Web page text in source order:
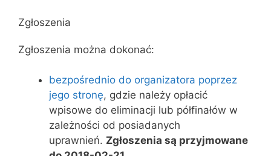
Zgłoszenia
Zgłoszenia można dokonać:
bezpośrednio do organizatora poprzez
jego stronę, gdzie należy opłacić
wpisowe do eliminacji lub półfinałów w
zależności od posiadanych
uprawnień. Zgłoszenia są przyjmowane